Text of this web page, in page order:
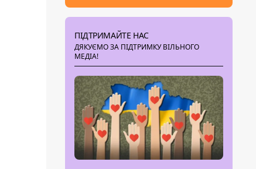
ПІДТРИМАЙТЕ НАС
ДЯКУЄМО ЗА ПІДТРИМКУ ВІЛЬНОГО
МЕДІА!